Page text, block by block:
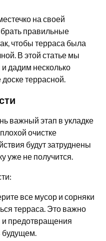
на своей
правильные
чтобы терраса была
В этой статье мы
дадим несколько
террасной.
важный этап в укладке
очистке
будут затруднены
уже не получится.
все мусор и сорняки
терраса. Это важно
и предотвращения
будущем.